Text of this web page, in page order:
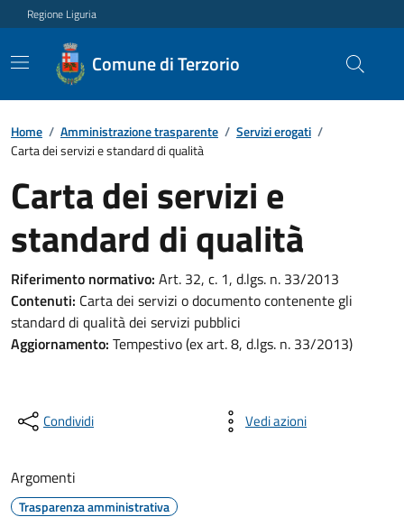
Regione Liguria
Comune di Terzorio
Home / Amministrazione trasparente / Servizi erogati /
Carta dei servizi e standard di qualità
Carta dei servizi e
standard di qualità
Riferimento normativo: Art. 32, c. 1, d.lgs. n. 33/2013
Contenuti: Carta dei servizi o documento contenente gli
standard di qualità dei servizi pubblici
Aggiornamento: Tempestivo (ex art. 8, d.lgs. n. 33/2013)
Condividi Vedi azioni
Argomenti
Trasparenza amministrativa